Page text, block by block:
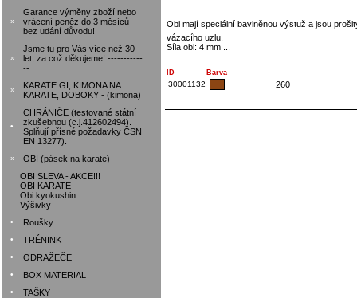
»
Garance výměny zboží nebo
vrácení peněz do 3 měsíců
bez udání důvodu!
»
Jsme tu pro Vás více než 30
let, za což děkujeme! -----------
--
»
KARATE GI, KIMONA NA
KARATE, DOBOKY - (kimona)
•
CHRÁNIČE (testované státní
zkušebnou (c.j.412602494).
Splňují přísné požadavky ČSN
EN 13277).
»
OBI (pásek na karate)
OBI SLEVA - AKCE!!!
OBI KARATE
Obi kyokushin
Výšivky
• Roušky
• TRÉNINK
• ODRAŽEČE
• BOX MATERIAL
• TAŠKY
Obi mají speciální bavlněnou výstuž a jsou
vázacího uzlu.
Síla obi: 4 mm ...
ID Barva
30001132 260